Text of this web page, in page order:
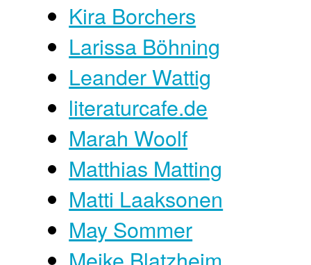
Kira Borchers
Larissa Böhning
Leander Wattig
literaturcafe.de
Marah Woolf
Matthias Matting
Matti Laaksonen
May Sommer